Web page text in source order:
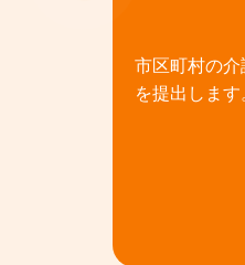
市区町村の
を提出します